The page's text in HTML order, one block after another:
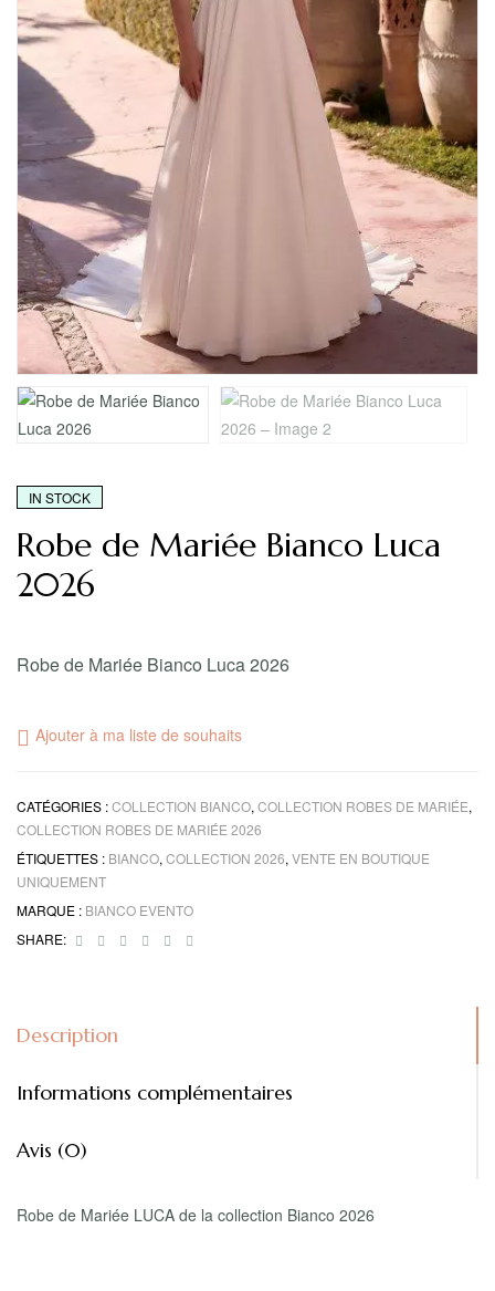
IN STOCK
Robe de Mariée Bianco Luca
2026
Robe de Mariée Bianco Luca 2026
Ajouter à ma liste de souhaits
CATÉGORIES :COLLECTION BIANCO, COLLECTION ROBES DE MARIÉE,
COLLECTION ROBES DE MARIÉE 2026
ÉTIQUETTES : BIANCO, COLLECTION 2026, VENTE EN BOUTIQUE
UNIQUEMENT
MARQUE : BIANCO EVENTO
SHARE:
Facebook
TwitterLinkedinGoogle+Pinterest
Description
Informations complémentaires
Avis (0)
Robe de Mariée LUCA de la collection Bianco 2026